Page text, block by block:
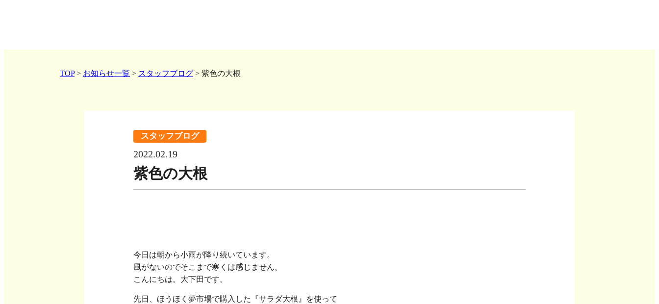
TOP> お知らせ一覧 > スタッフブログ > 紫色の大根
スタッフブログ
2022.02.19
紫色の大根
今日は朝から小雨が降り続いています。
風がないのでそこまで寒くは感じません。
こんにちは。大下田です。
先日、ほうほく夢市場で購入した『サラダ大根』を使って